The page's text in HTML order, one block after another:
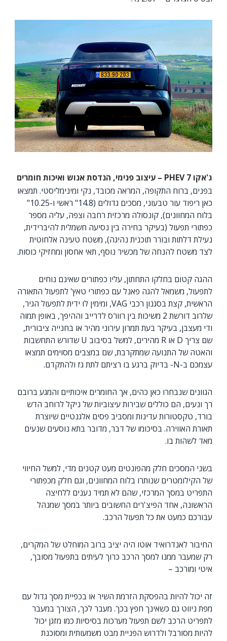
ג'אקו 7 PHEV – עיצוב פנימי, הנדסת אנוש ואיכות חומרים
בפנים, ברוח התקופה, המראה מכובד, נקי ומינימליסטי. תמצאו
כאן ריפוד עור טבעוני, מסכים גדולים (14.8" ראשי ו-10.25"
בלוח המחוונים), קונסולה מרכזית רחבה וצפה, עליה מספר
כפתורי תפעול (בעיקר בחירה בין נסיעה חשמלית להיברידית,
נעילת דלתות ובורר תוכנית נהיגה), משטח טעינה אלחוטית
לצד משטח להנחה של מכשיר נוסף, תאי אחסון ומחזיקי כוסות.
ההגה קטום בחלקו התחתון, עליו כפתורים שאינם נוחים
לתפעול, משמאל להגה פאנל עם כפתורי טאץ' לתפעול התאורה
הראשית, קצת בסגנון רכבי VAG, ומימין לו ידית לתפעול הגיר,
שלרוב דורשת 2 משיכות בין רוורס לדרייב וההיפך, באופן תמוה
ודי מעצבן, בעיקר בעת תמרון עירוני מהיר או בחנייה ציבורית,
שם צריך D או R מהירים, למשל בסיבוב U שדורש התחשבות
והאטה של התנועה שמתקרבת, שם במצבים מסוימים תמצאו
עצמכם ב-N- בדיוק ברגע בו רציתם לתת גז ולהתקדם.
הגוונים שנבחרו כאן כהים, אך החומרים איכותיים והמגע ברובם
רך ונעים, הם כוללים שבירות עיצוביות של ניקל לרוחב הדש
בורד, טקסטורות עדינות ומסביב פסים אלגנטיים שיוצרת
תאורת האווירה. בסיכומו של דבר, מדובר בתא נוסעים שנעים
מאד לשהות בו.
בשני המסכים חלק מהפונטים מעט קטנים מדי, למשל החיווי
של הקילומטרים שנותרו בלוח המחוונים, וגם חלק מכפתורי
התפריט במסך המרכזי, שהם לא תמיד נענים ללחיצה
הראשונה, אחד הפיצ'רים החשובים ביותר במסך שמנהל
עבורכם כמעט את כל תפעול הרכב.
החיבור לאנדרואיד אוטו היה יציב ברוב המוחלט של המקרים,
רק שמעבר ממנו למסך הרכב כרוך לעיתים בתפעול מסובך,
איטי ומורכב –
זה יכול להיות בהפסקת הזרמת השיר או בכפיית מסך גדול עם
מפת ניווט גם כשאינך חפץ בכך. מעבר לכך, הצורך במעבר
לתפריט הרכב לשם תפעול מערכות בסיסיות כמו מזגן יכול
להיות מסורבל ולדרוש הפניית מבט משמעותית ומסוכנת